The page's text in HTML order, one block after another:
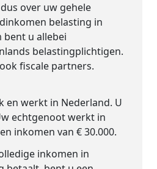
over uw gehele
belasting in
bent u allebei
belastingplichtigen.
fiscale partners.
en werkt in Nederland. U
echtgenoot werkt in
inkomen van € 30.000.
inkomen in